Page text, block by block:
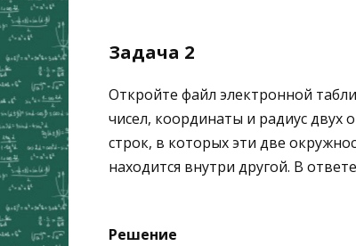
Задача 2
Откройте файл электронной
чисел, координаты и радиус двух
строк, в которых эти две
находится внутри другой. В
Решение